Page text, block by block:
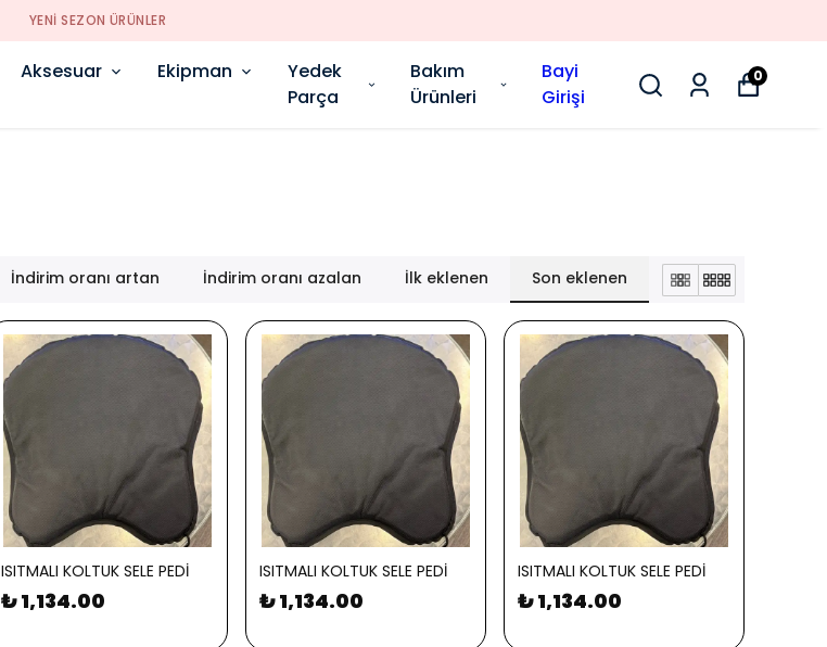
YENI SEZON ÜRÜNLER
Aksesuar Ekipman
Yedek
Parça
Bakım
Ürünleri
Bayi
Girişi
0
İndirim oranı artan İndirim oranı azalan İlk eklenen Son eklenen
ISITMALI KOLTUK SELE PEDİ
₺ 1,134.00
ISITMALI KOLTUK SELE PEDİ
₺ 1,134.00
ISITMALI KOLTUK SELE PEDİ
₺ 1,134.00